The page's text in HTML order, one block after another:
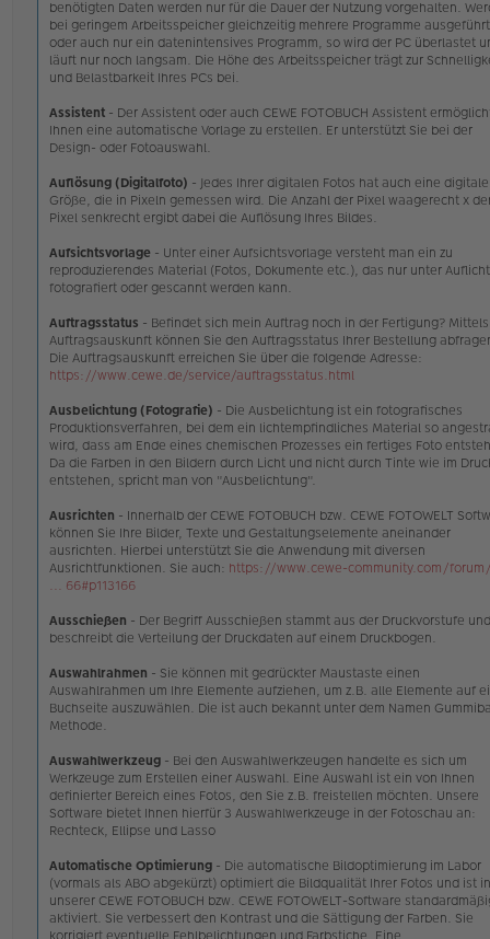
benötigten Daten werden nur für die Dauer der Nutzung vorgehalten.
bei geringem Arbeitsspeicher gleichzeitig mehrere Programme ausgeführt
oder auch nur ein datenintensives Programm, so wird der PC überlastet
läuft nur noch langsam. Die Höhe des Arbeitsspeicher trägt zur
und Belastbarkeit Ihres PCs bei.
Assistent - Der Assistent oder auch CEWE FOTOBUCH Assistent
Ihnen eine automatische Vorlage zu erstellen. Er unterstützt Sie bei der
Design- oder Fotoauswahl.
Auflösung (Digitalfoto) - Jedes Ihrer digitalen Fotos hat auch eine digitale
Größe, die in Pixeln gemessen wird. Die Anzahl der Pixel waagerecht x
Pixel senkrecht ergibt dabei die Auflösung Ihres Bildes.
Aufsichtsvorlage - Unter einer Aufsichtsvorlage versteht man ein zu
reproduzierendes Material (Fotos, Dokumente etc.), das nur unter Auflicht
fotografiert oder gescannt werden kann.
Auftragsstatus - Befindet sich mein Auftrag noch in der Fertigung?
Auftragsauskunft können Sie den Auftragsstatus Ihrer Bestellung
Die Auftragsauskunft erreichen Sie über die folgende Adresse:
https://www.cewe.de/service/auftragsstatus.html
Ausbelichtung (Fotografie) - Die Ausbelichtung ist ein fotografisches
Produktionsverfahren, bei dem ein lichtempfindliches Material so
wird, dass am Ende eines chemischen Prozesses ein fertiges Foto
Da die Farben in den Bildern durch Licht und nicht durch Tinte wie im
entstehen, spricht man von "Ausbelichtung".
Ausrichten - Innerhalb der CEWE FOTOBUCH bzw. CEWE FOTOWELT
können Sie Ihre Bilder, Texte und Gestaltungselemente aneinander
ausrichten. Hierbei unterstützt Sie die Anwendung mit diversen
Ausrichtfunktionen. Sie auch: https://www.cewe-community.com/
... 66#p113166
Ausschießen - Der Begriff Ausschießen stammt aus der Druckvorstufe und
beschreibt die Verteilung der Druckdaten auf einem Druckbogen.
Auswahlrahmen - Sie können mit gedrückter Maustaste einen
Auswahlrahmen um Ihre Elemente aufziehen, um z.B. alle Elemente auf
Buchseite auszuwählen. Die ist auch bekannt unter dem Namen
Methode.
Auswahlwerkzeug - Bei den Auswahlwerkzeugen handelte es sich um
Werkzeuge zum Erstellen einer Auswahl. Eine Auswahl ist ein von Ihnen
definierter Bereich eines Fotos, den Sie z.B. freistellen möchten. Unsere
Software bietet Ihnen hierfür 3 Auswahlwerkzeuge in der Fotoschau an:
Rechteck, Ellipse und Lasso
Automatische Optimierung - Die automatische Bildoptimierung im Labor
(vormals als ABO abgekürzt) optimiert die Bildqualität Ihrer Fotos und ist in
unserer CEWE FOTOBUCH bzw. CEWE FOTOWELT-Software
aktiviert. Sie verbessert den Kontrast und die Sättigung der Farben. Sie